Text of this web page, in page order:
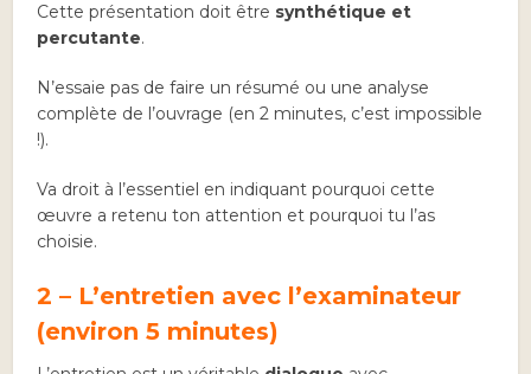
Cette présentation doit être synthétique et
percutante.
N’essaie pas de faire un résumé ou une analyse
complète de l’ouvrage (en 2 minutes, c’est impossible
!).
Va droit à l’essentiel en indiquant pourquoi cette
œuvre a retenu ton attention et pourquoi tu l’as
choisie.
2 – L’entretien avec l’examinateur
(environ 5 minutes)